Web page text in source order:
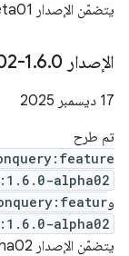
يتضمّن الإصدار ‎1.6.0-beta01
‫الإصدار 1 .6.0-alpha02
‫17 ديسمبر 2025
تم طرح
alpha02
و
alpha02
يتضمّن الإصدار ‎1.6.0-alpha02